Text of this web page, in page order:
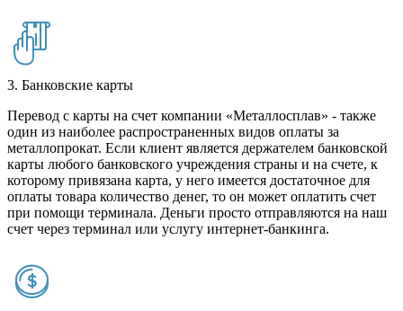
3. Банковские карты
Перевод с карты на счет компании «Металлосплав» - также
один из наиболее распространенных видов оплаты за
металлопрокат. Если клиент является держателем банковской
карты любого банковского учреждения страны и на счете, к
которому привязана карта, у него имеется достаточное для
оплаты товара количество денег, то он может оплатить счет
при помощи терминала. Деньги просто отправляются на наш
счет через терминал или услугу интернет-банкинга.